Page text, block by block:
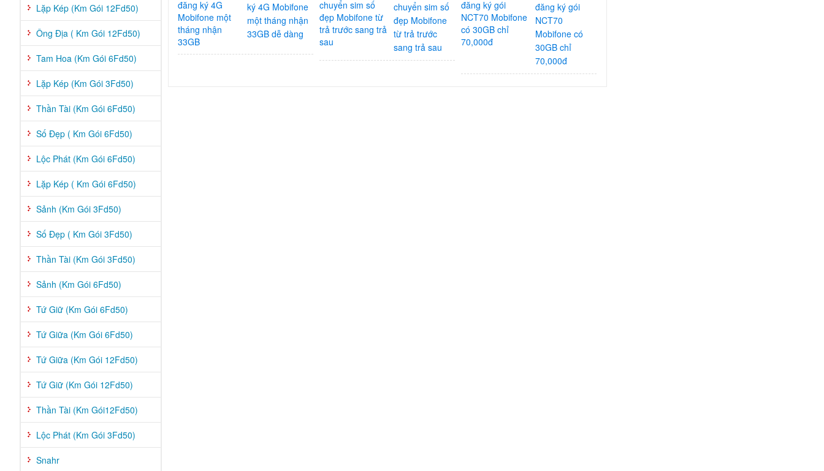
ký 4G Mobifone
một tháng nhận
33GB dễ dàng
chuyển sim số
đẹp Mobifone
từ trả trước
sang trả sau
đăng ký gói
NCT70
Mobifone có
30GB chỉ
70,000đ
Lặp Kép (Km Gói 12Fd50)
Ông Địa ( Km Gói 12Fd50)
Tam Hoa (Km Gói 6Fd50)
Lặp Kép (Km Gói 3Fd50)
Thần Tài (Km Gói 6Fd50)
Số Đẹp ( Km Gói 6Fd50)
Lộc Phát (Km Gói 6Fd50)
Lặp Kép ( Km Gói 6Fd50)
Sảnh (Km Gói 3Fd50)
Số Đẹp ( Km Gói 3Fd50)
Thần Tài (Km Gói 3Fd50)
Sảnh (Km Gói 6Fd50)
Tứ Giữ (Km Gói 6Fd50)
Tứ Giữa (Km Gói 6Fd50)
Tứ Giữa (Km Gói 12Fd50)
Tứ Giữ (Km Gói 12Fd50)
Thần Tài (Km Gói12Fd50)
Lộc Phát (Km Gói 3Fd50)
Snahr